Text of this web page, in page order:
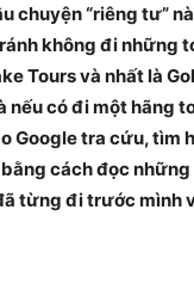
chuyện “riêng tư”
không đi những
Tours và nhất là
nếu có đi một hãng
Google tra cứu, tìm
cách đọc
từng đi trước mình